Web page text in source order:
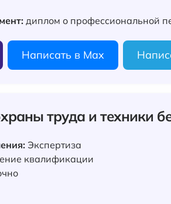
диплом о профессиональной
Написать в Max
труда и техники
Экспертиза
квалификации